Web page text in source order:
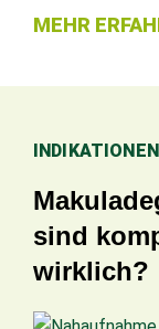
MEHR
INDIKATIONEN
sind
wirklich?